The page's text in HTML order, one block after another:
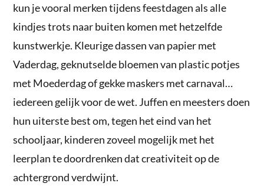
kun je vooral merken tijdens feestdagen als alle
kindjes trots naar buiten komen met hetzelfde
kunstwerkje. Kleurige dassen van papier met
Vaderdag, geknutselde bloemen van plastic potjes
met Moederdag of gekke maskers met carnaval…
iedereen gelijk voor de wet. Juffen en meesters doen
hun uiterste best om, tegen het eind van het
schooljaar, kinderen zoveel mogelijk met het
leerplan te doordrenken dat creativiteit op de
achtergrond verdwijnt.